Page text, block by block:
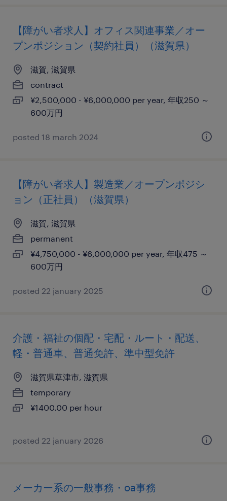
【障がい者求人】オフィス関連事業／オー
プンポジション（契約社員）（滋賀県）
滋賀, 滋賀県
contract
¥2,500,000 - ¥6,000,000 per year, 年収250 ～
600万円
posted 18 march 2024
【障がい者求人】製造業／オープンポジシ
ョン（正社員）（滋賀県）
滋賀, 滋賀県
permanent
¥4,750,000 - ¥6,000,000 per year, 年収475 ～
600万円
posted 22 january 2025
介護・福祉の個配・宅配・ルート・配送、
軽・普通車、普通免許、準中型免許
滋賀県草津市, 滋賀県
temporary
¥1400.00 per hour
posted 22 january 2026
メーカー系の一般事務・oa事務